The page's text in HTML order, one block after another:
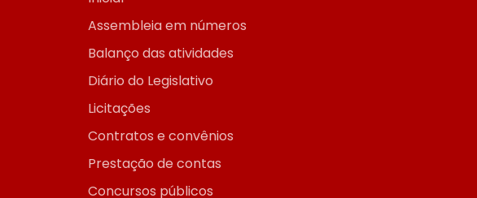
Assembleia em números
Balanço das atividades
Diário do Legislativo
Licitações
Contratos e convênios
Prestação de contas
Concursos públicos